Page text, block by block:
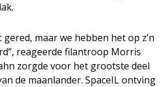
maar we hebben het op z’n
reageerde filantroop Morris
zorgde voor het grootste deel
de maanlander. SpaceIL ontving